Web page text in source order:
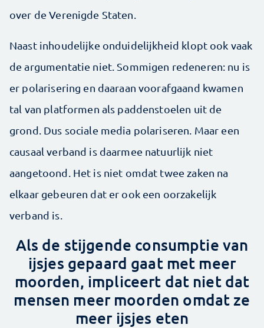
over de Verenigde Staten.
Naast inhoudelijke onduidelijkheid klopt ook vaak
de argumentatie niet. Sommigen redeneren: nu is
er polarisering en daaraan voorafgaand kwamen
tal van platformen als paddenstoelen uit de
grond. Dus sociale media polariseren. Maar een
causaal verband is daarmee natuurlijk niet
aangetoond. Het is niet omdat twee zaken na
elkaar gebeuren dat er ook een oorzakelijk
verband is.
Als de stijgende consumptie van
ijsjes gepaard gaat met meer
moorden, impliceert dat niet dat
mensen meer moorden omdat ze
meer ijsjes eten